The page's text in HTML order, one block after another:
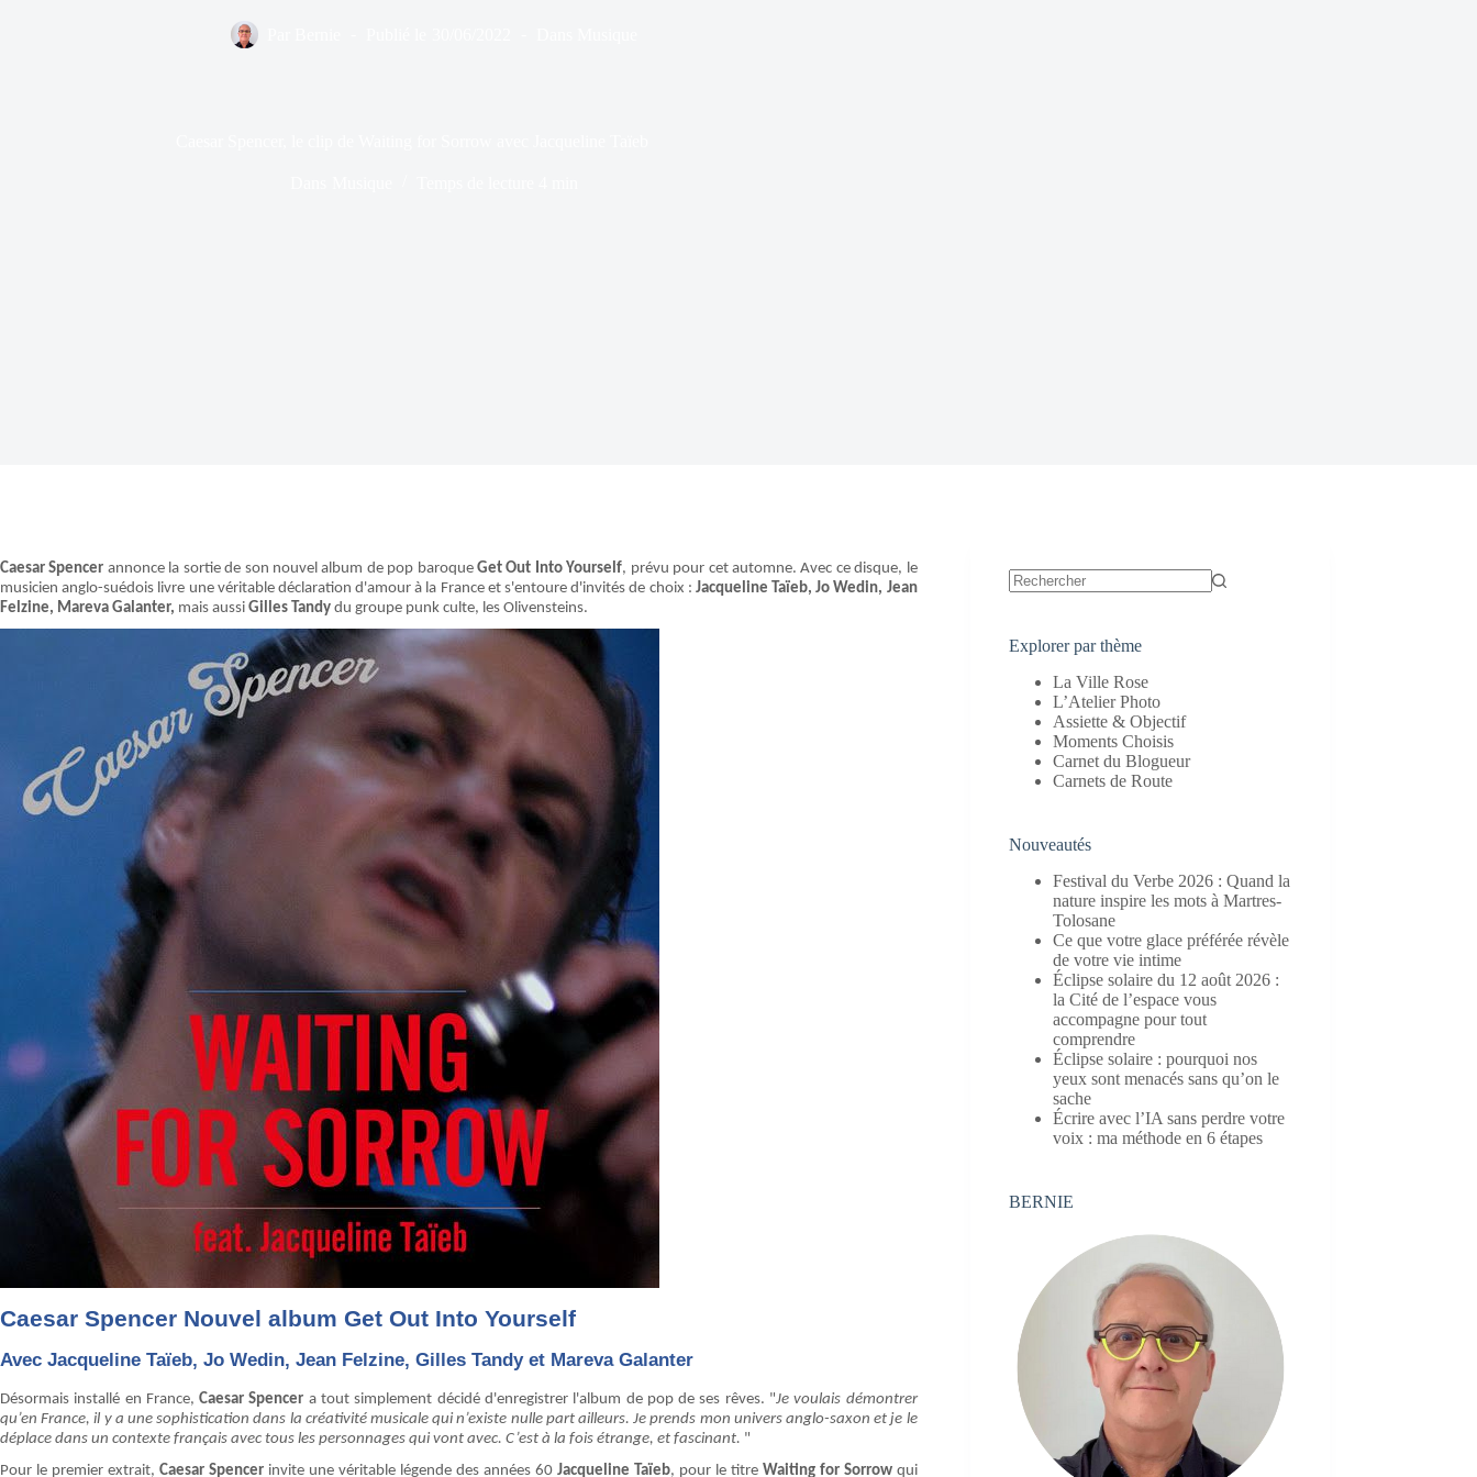
Caesar Spencer annonce la sortie de son nouvel album de pop baroqueGet Out Into Yourself, prévu pour cet automne. Avec ce disque, le
musicien anglo-suédois livre une véritable déclaration d'amour à la France et s'entoure d'invités de choix : Jacqueline Taïeb, Jo Wedin, Jean
Felzine, Mareva Galanter, mais aussi Gilles Tandy du groupe punk culte, les Olivensteins.
Caesar Spencer Nouvel album Get Out Into Yourself
Avec Jacqueline Taïeb, Jo Wedin, Jean Felzine, Gilles Tandy et Mareva Galanter
Désormais installé en France,Caesar Spencer a tout simplement décidé d'enregistrer l'album de pop de ses rêves. "Je voulais démontrer
qu’en France, il y a une sophistication dans la créativité musicale qui n’existe nulle part ailleurs. Je prends mon univers anglo-saxon et je le
déplace dans un contexte français avec tous les personnages qui vont avec. C’est à la fois étrange, et fascinant. "
Pour le premier extrait, Caesar Spencerinvite une véritable légende des années 60 Jacqueline Taïeb, pour le titre Waiting for Sorrow qui
Explorer par thème
La Ville Rose
L’Atelier Photo
Assiette & Objectif
Moments Choisis
Carnet du Blogueur
Carnets de Route
Nouveautés
Festival du Verbe 2026 : Quand la
nature inspire les mots à Martres-
Tolosane
Ce que votre glace préférée révèle
de votre vie intime
Éclipse solaire du 12 août 2026 :
la Cité de l’espace vous
accompagne pour tout
comprendre
Éclipse solaire : pourquoi nos
yeux sont menacés sans qu’on le
sache
Écrire avec l’IA sans perdre votre
voix : ma méthode en 6 étapes
BERNIE